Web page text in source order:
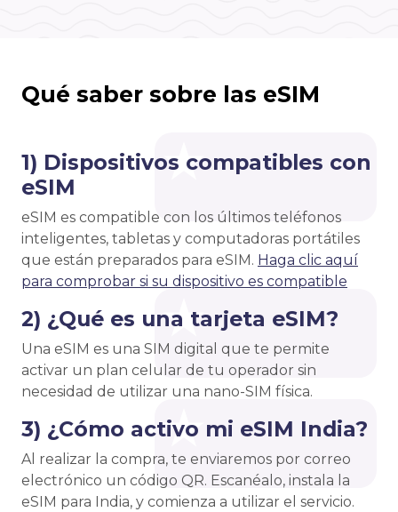
Qué saber sobre las eSIM
1) Dispositivos compatibles con
eSIM
eSIM es compatible con los últimos teléfonos
inteligentes, tabletas y computadoras portátiles
que están preparados para eSIM. Haga clic aquí
para comprobar si su dispositivo es compatible
2) ¿Qué es una tarjeta eSIM?
Una eSIM es una SIM digital que te permite
activar un plan celular de tu operador sin
necesidad de utilizar una nano-SIM física.
3) ¿Cómo activo mi eSIM India?
Al realizar la compra, te enviaremos por correo
electrónico un código QR. Escanéalo, instala la
eSIM para India, y comienza a utilizar el servicio.